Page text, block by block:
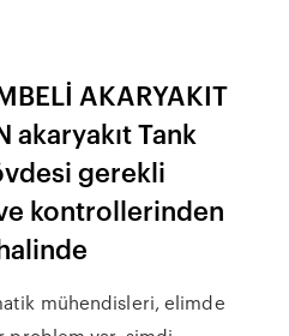
AKARYAKIT
akaryakıt Tank
gerekli
kontrollerinden
mühendisleri, elimde